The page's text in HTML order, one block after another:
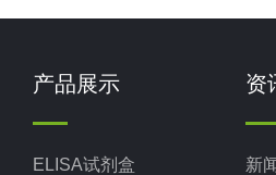
产品展示
ELISA试剂盒
资
新